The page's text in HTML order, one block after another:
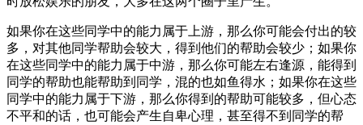
如果你在这些同学中的能力属于上游，那么你可能会付出的较
多，对其他同学帮助会较大，得到他们的帮助会较少；如果你
在这些同学中的能力属于中游，那么你可能左右逢源，能得到
同学的帮助也能帮助到同学，混的也如鱼得水；如果你在这些
同学中的能力属于下游，那么你得到的帮助可能较多，但心态
不平和的话，也可能会产生自卑心理，甚至得不到同学的帮